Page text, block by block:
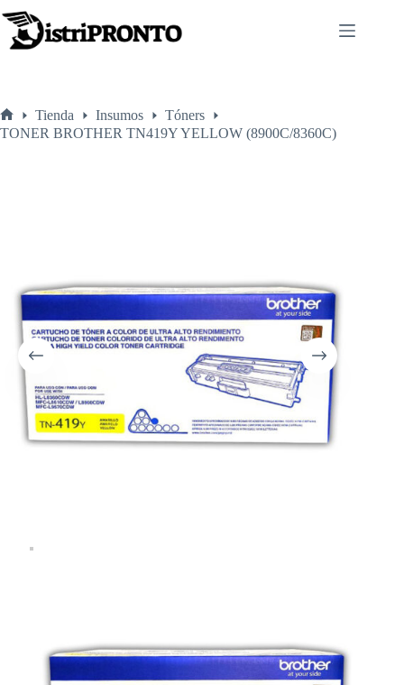
al
contenido
Inicio
Tienda Insumos
Tóners
TONER BROTHER TN419Y YELLOW (8900C/8360C)